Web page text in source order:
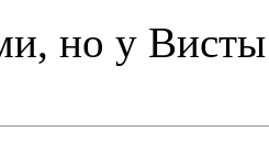
но у